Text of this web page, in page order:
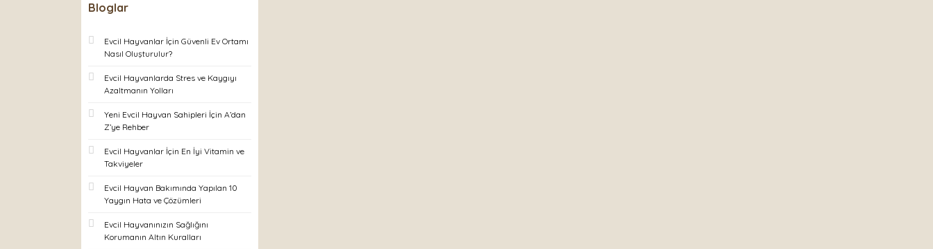
Bloglar
Evcil Hayvanlar İçin Güvenli Ev Ortamı
Nasıl Oluşturulur?
Evcil Hayvanlarda Stres ve Kaygıyı
Azaltmanın Yolları
Yeni Evcil Hayvan Sahipleri İçin A’dan
Z’ye Rehber
Evcil Hayvanlar İçin En İyi Vitamin ve
Takviyeler
Evcil Hayvan Bakımında Yapılan 10
Yaygın Hata ve Çözümleri
Evcil Hayvanınızın Sağlığını
Korumanın Altın Kuralları